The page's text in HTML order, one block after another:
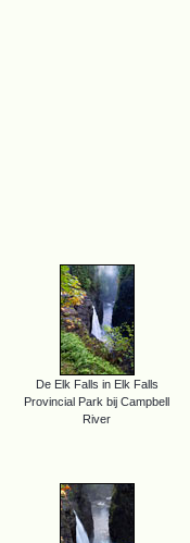
De Elk Falls in Elk Falls
Provincial Park bij Campbell
River